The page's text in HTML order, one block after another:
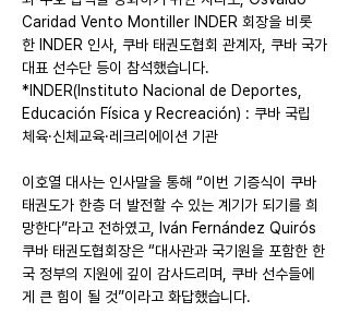
Caridad Vento Montiller INDER 회장을 비롯
한 INDER 인사, 쿠바 태권도협회 관계자, 쿠바 국가
대표 선수단 등이 참석했습니다.
*INDER(Instituto Nacional de Deportes,
Educación Física y Recreación) : 쿠바 국립
체육·신체교육·레크리에이션 기관
이호열 대사는 인사말을 통해 “이번 기증식이 쿠바
태권도가 한층 더 발전할 수 있는 계기가 되기를 희
망한다”라고 전하였고, Iván Fernández Quirós
쿠바 태권도협회장은 “대사관과 국기원을 포함한 한
국 정부의 지원에 깊이 감사드리며, 쿠바 선수들에
게 큰 힘이 될 것”이라고 화답했습니다.